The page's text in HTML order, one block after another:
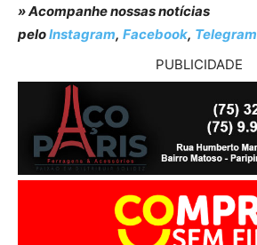
» Acompanhe nossas notícias
peloInstagram, Facebook, Telegram
PUBLICIDADE